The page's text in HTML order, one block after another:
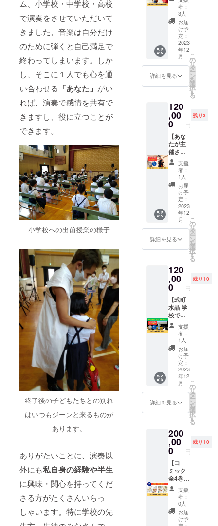
ム、小学校・中学校・高校
で演奏をさせていただいて
きました。音楽は自分だけ
のために弾くと自己満足で
終わってしまいます。しか
し、そこに１人でも心を通
い合わせる 「あなた」 がい
れば、演奏で感情を共有で
きますし、役に立つことが
できます。
小学校への出前授業の様子
終了後の子どもたちとの別れ
はいつもジーンと来るものが
あります。
ありがたいことに、演奏以
外にも私自身の経験や半生
に興味・関心を持ってくだ
さる方がたくさんいらっ
しゃいます。特に学校の先
※参加方
法など
のご連
絡別途
メール
にてご
連絡さ
せてい
ただき
ます。
掲載を
お断り
させて
いただ
く場合
があり
ます。
お断り
させて
いただ
いた場
合にお
返金は
いたし
かねま
す。 ※
掲載期
間は
2023年
11月か
ら1年間
です。
の響
き」１
巻から
４巻を
10セッ
ト（計
40冊）
付き。
日程：
2023年
11月16
日 13
開演 場
所：小
田原三
の丸
ホール
大ホー
ル（神
奈川県
小田原
市本町1
丁目7-
50） ゲ
スト：
片岡鶴
太郎 氏
※郵送費
込みの
価格で
す。 ※
お届け
記載を
お願い
しま
す。
する権
利】 演
奏だけ
ではな
く講
演・対
談も含
めて一
緒に実
現いた
しま
す。 会
り・リ
ハーサ
ル・本
番を含
め、5時
間まで
対応可
能で
す。 ※
演奏会
のリ
ターン
実施期
間につ
いては
クラウ
ドファ
ンディ
ング終
了後か
メール
にてご
連絡
し、日
程の調
整をさ
せてい
ただき
ます。
※交通費
別途
（神奈
川県小
田原市
から現
地まで
の実費
を別途
必要に
なりま
その
他、企
画内容
を考え
る際に
疑問・
ご質問
があれ
ば式町
水晶
Music
Office
者：
3人
お届
け予
定：
2023
年12
月
詳細を見る
こ
の
リ
タ
ー
ン
を
選
択
す
る
120
,00
0 円
残り3
【あな
たが主
催され
る人
権・教
育イベ
ントで
演奏・
講演を
しま
す】 演
奏だけ
ではな
く講
演・対
談など
て一緒
に企画
を実現
いたし
ます。
会場入
り・リ
ハーサ
ル・本
番を含
め、5時
間まで
対応可
能で
す。 ※
演奏会
のリ
ターン
実施期
間につ
クラウ
ドファ
ンディ
ング終
了後か
ら順に
メール
にてご
連絡
し、日
程の調
整をさ
支援
者：
1人
お届
け予
定：
2023
年12
月
詳細を見る
こ
の
リ
タ
ー
ン
を
選
択
す
る
120
,00
0 円
残り10
【式町
水晶 学
校での
演奏・
講演（1
分）】
式町水
晶が学
校を訪
問し、
「いじ
め・人
権学
習」と
して演
演（45
分）を
おこな
い、
「違い
をわか
り合お
うとす
る心、
相手に
寄り添
う心」
支援
者：
1人
お届
け予
定：
2023
年12
月
詳細を見る
こ
の
リ
タ
ー
ン
を
選
択
す
る
200
,00
0 円
残り10
【コ
ミック
全4巻
25セッ
ト100
冊】 コ
ミック
「水晶
支援
者：
0人
お届
け予